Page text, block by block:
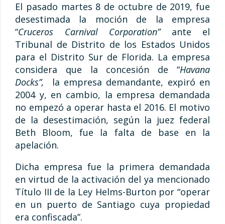
El pasado martes 8 de octubre de 2019, fue
desestimada la moción de la empresa
“Cruceros Carnival Corporation”ante el
Tribunal de Distrito de los Estados Unidos
para el Distrito Sur de Florida. La empresa
considera que la concesión de “Havana
Docks”,
la empresa demandante, expiró en
2004 y, en cambio, la empresa demandada
no empezó a operar hasta el 2016. El motivo
de la desestimación, según la juez federal
Beth Bloom, fue la falta de base en la
apelación.
Dicha empresa fue la primera demandada
en virtud de la activación del ya mencionado
Título III de la Ley Helms-Burton por “operar
en un puerto de Santiago cuya propiedad
era confiscada”.